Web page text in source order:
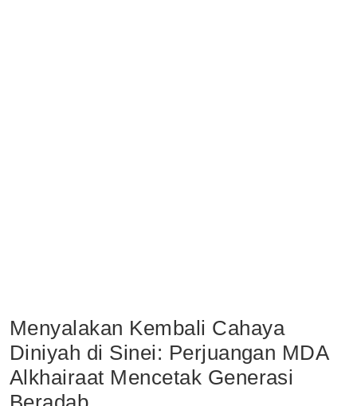
Menyalakan Kembali Cahaya
Diniyah di Sinei: Perjuangan MDA
Alkhairaat Mencetak Generasi